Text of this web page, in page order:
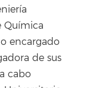
Química
encargado
de sus
cabo